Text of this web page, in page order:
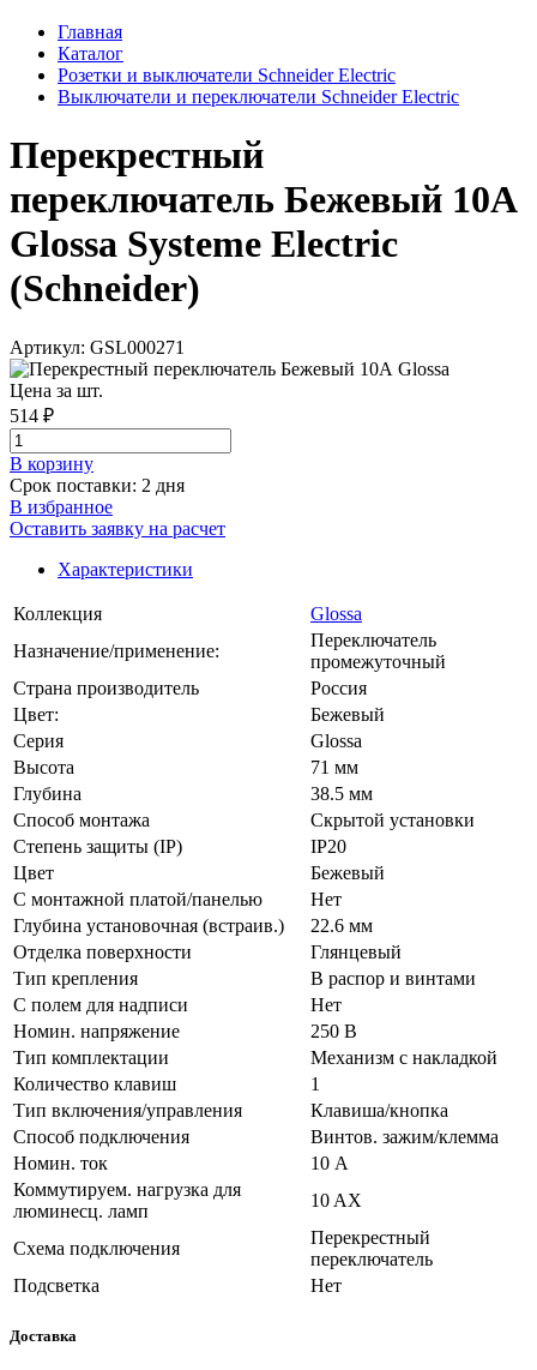
Главная
Каталог
Розетки и выключатели Schneider Electric
Выключатели и переключатели Schneider Electric
Перекрестный
переключатель Бежевый 10А
Glossa Systeme Electric
(Schneider)
Артикул: GSL000271
Цена за шт.
514 ₽
В корзинy
Срок поставки: 2 дня
В избранное
Оставить заявку на расчет
Характеристики
Коллекция
Glossa
Назначение/применение:
Переключатель
промежуточный
Страна производитель
Россия
Цвет:
Бежевый
Серия
Glossa
Высота
71 мм
Глубина
38.5 мм
Способ монтажа
Скрытой установки
Степень защиты (IP)
IP20
Цвет
Бежевый
С монтажной платой/панелью
Нет
Глубина установочная (встраив.)
22.6 мм
Отделка поверхности
Глянцевый
Тип крепления
В распор и винтами
С полем для надписи
Нет
Номин. напряжение
250 В
Тип комплектации
Механизм с накладкой
Количество клавиш
1
Тип включения/управления
Клавиша/кнопка
Способ подключения
Винтов. зажим/клемма
Номин. ток
10 А
Коммутируем. нагрузка для
люминесц. ламп
10 AX
Схема подключения
Перекрестный
переключатель
Подсветка
Нет
Доставка